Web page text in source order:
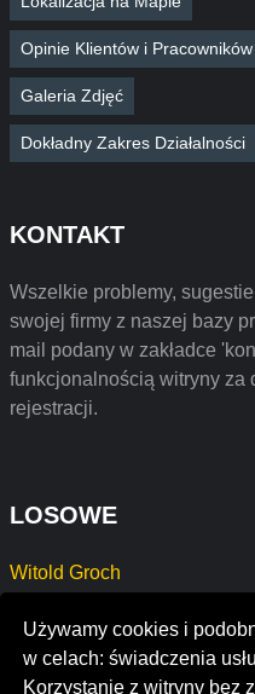
Używamy cookies i
w celach: świadczenia
Korzystanie z witryny bez
Opinie Klientów i Pracowników
Galeria Zdjęć
Dokładny Zakres Działalności
KONTAKT
Wszelkie problemy,
swojej firmy z naszej bazy
mail podany w zakładce
funkcjonalnością witryny za
rejestracji.
LOSOWE
Witold Groch
b.s.industries
artistique 3d
dynamic investment x-